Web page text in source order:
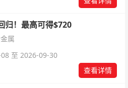
归！最高可得$720
属
至 2026-09-30
查看详情